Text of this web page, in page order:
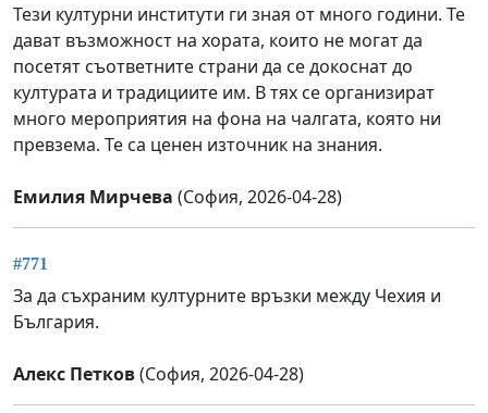
Тези културни институти ги зная от много години. Те
дават възможност на хората, които не могат да
посетят съответните страни да се докоснат до
културата и традициите им. В тях се организират
много мероприятия на фона на чалгата, която ни
превзема. Те са ценен източник на знания.
Емилия Мирчева (София, 2026-04-28)
#771
За да съхраним културните връзки между Чехия и
България.
Алекс Петков(София, 2026-04-28)